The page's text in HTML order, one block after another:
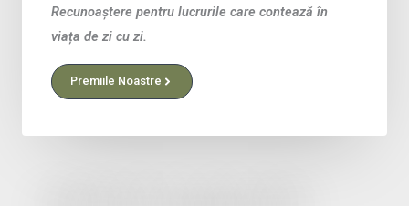
Recunoaștere pentru lucrurile care contează în
viața de zi cu zi.
Premiile Noastre